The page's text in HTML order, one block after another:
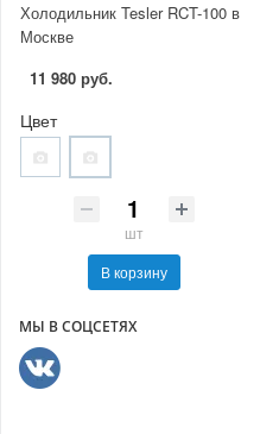
Холодильник Tesler RCT-100 в
Москве
11 980 руб.
Цвет
шт
В корзину
МЫ В СОЦСЕТЯХ